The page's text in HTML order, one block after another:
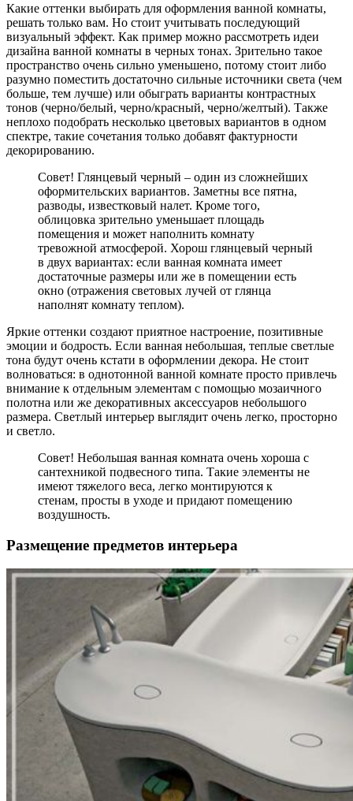
Какие оттенки выбирать для оформления ванной комнаты,
решать только вам. Но стоит учитывать последующий
визуальный эффект. Как пример можно рассмотреть идеи
дизайна ванной комнаты в черных тонах. Зрительно такое
пространство очень сильно уменьшено, потому стоит либо
разумно поместить достаточно сильные источники света (чем
больше, тем лучше) или обыграть варианты контрастных
тонов (черно/белый, черно/красный, черно/желтый). Также
неплохо подобрать несколько цветовых вариантов в одном
спектре, такие сочетания только добавят фактурности
декорированию.
Совет! Глянцевый черный – один из сложнейших
оформительских вариантов. Заметны все пятна,
разводы, известковый налет. Кроме того,
облицовка зрительно уменьшает площадь
помещения и может наполнить комнату
тревожной атмосферой. Хорош глянцевый черный
в двух вариантах: если ванная комната имеет
достаточные размеры или же в помещении есть
окно (отражения световых лучей от глянца
наполнят комнату теплом).
Яркие оттенки создают приятное настроение, позитивные
эмоции и бодрость. Если ванная небольшая, теплые светлые
тона будут очень кстати в оформлении декора. Не стоит
волноваться: в однотонной ванной комнате просто привлечь
внимание к отдельным элементам с помощью мозаичного
полотна или же декоративных аксессуаров небольшого
размера. Светлый интерьер выглядит очень легко, просторно
и светло.
Совет! Небольшая ванная комната очень хороша с
сантехникой подвесного типа. Такие элементы не
имеют тяжелого веса, легко монтируются к
стенам, просты в уходе и придают помещению
воздушность.
Размещение предметов интерьера